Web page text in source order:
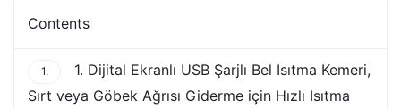
Contents
1.
1. Dijital Ekranlı USB Şarjlı Bel Isıtma Kemeri,
Sırt veya Göbek Ağrısı Giderme için Hızlı Isıtma